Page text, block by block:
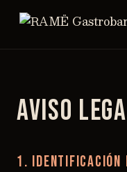
Aviso
1.